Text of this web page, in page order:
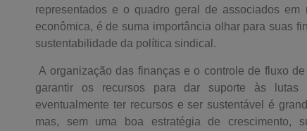
representados e o quadro geral de associados
econômica, é de suma importância olhar para suas
sustentabilidade da política sindical.
A organização das finanças e o controle de fluxo
garantir os recursos para dar suporte às
eventualmente ter recursos e ser sustentável é
mas, sem uma boa estratégia de crescimento,